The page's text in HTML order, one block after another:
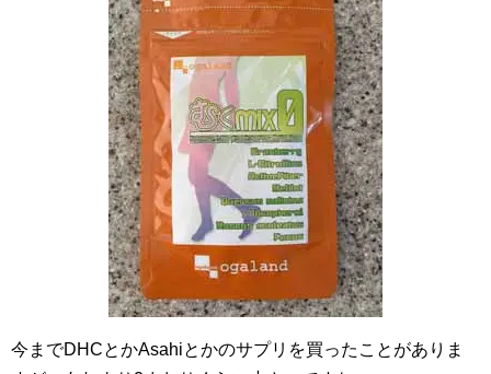
今までDHCとかAsahiとかのサプリを買ったことがありま